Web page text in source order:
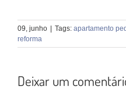
09, junho Tags: apartamento
reforma
Deixar um